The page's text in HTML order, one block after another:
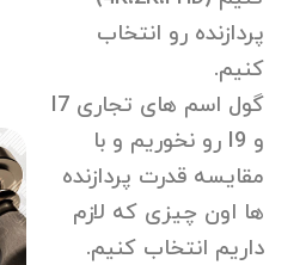
پردازنده رو انتخاب
کنیم.
گول اسم های تجاری I7
و I9 رو نخوریم و با
مقایسه قدرت پردازنده
ها اون چیزی که لازم
داریم انتخاب کنیم.